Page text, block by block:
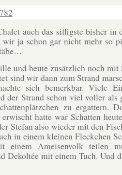
auch das siffigste bisher in
ja schon gar nicht mehr so
und heute zusätzlich noch mit
sind wir dann zum Strand
sich bemerkbar. Viele
der Strand schon viel voller als
zu ergattern.
hatte war Schatten
Stefan also wieder mit den
in einem kleinen Fleckchen
einem Ameisenvolk teilen
Dekoltée mit einem Tuch. Und